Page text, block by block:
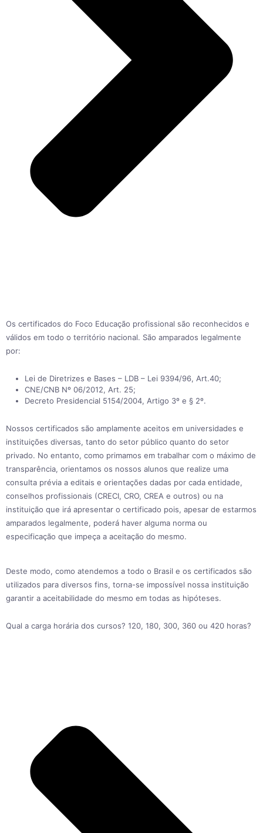
Os certificados do Foco Educação profissional são reconhecidos e
válidos em todo o território nacional. São amparados legalmente
por:
Lei de Diretrizes e Bases – LDB – Lei 9394/96, Art.40;
CNE/CNB Nº 06/2012, Art. 25;
Decreto Presidencial 5154/2004, Artigo 3º e § 2º.
Nossos certificados são amplamente aceitos em universidades e
instituições diversas, tanto do setor público quanto do setor
privado. No entanto, como primamos em trabalhar com o máximo de
transparência, orientamos os nossos alunos que realize uma
consulta prévia a editais e orientações dadas por cada entidade,
conselhos profissionais (CRECI, CRO, CREA e outros) ou na
instituição que irá apresentar o certificado pois, apesar de estarmos
amparados legalmente, poderá haver alguma norma ou
especificação que impeça a aceitação do mesmo.
Deste modo, como atendemos a todo o Brasil e os certificados são
utilizados para diversos fins, torna-se impossível nossa instituição
garantir a aceitabilidade do mesmo em todas as hipóteses.
Qual a carga horária dos cursos? 120, 180, 300, 360 ou 420 horas?